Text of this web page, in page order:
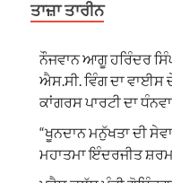
ਤਾਜ਼ਾ ਤਾਰੀਨ
ਨੌਜਵਾਨ ਆਗੂ ਹਰਿੰਦਰ
ਐਸ.ਸੀ. ਵਿੰਗ ਦਾ
ਕਾਂਗਰਸ ਪਾਰਟੀ ਦਾ
“ਖੂਨਦਾਨ ਮਨੁੱਖਤਾ ਦੀ
ਮਹਾਤਮਾ ਇੰਦਰਜੀਤ